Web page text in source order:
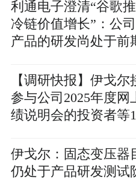
利通电子澄清“谷歌
冷链价值增长”：公
产品的研发尚处于前
【调研快报】伊戈尔
参与公司2025年度网
绩说明会的投资者等
伊戈尔：固态变压器
仍处于产品研发测试